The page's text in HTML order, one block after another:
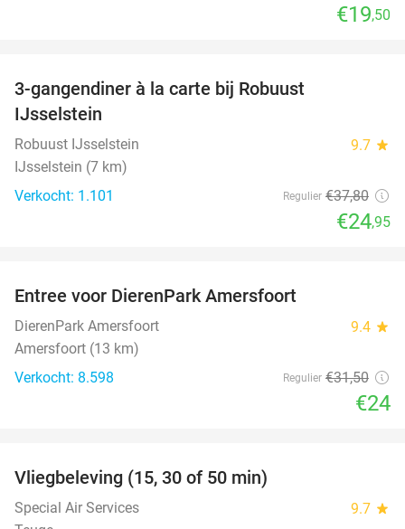
€19,50
3-gangendiner à la carte bij Robuust
IJsselstein
Robuust IJsselstein 9.7 star
IJsselstein (7 km)
Verkocht: 1.101
Regulier €37,80
€24,95
Entree voor DierenPark Amersfoort
DierenPark Amersfoort 9.4 star
Amersfoort (13 km)
Verkocht: 8.598
Regulier €31,50
€24
Vliegbeleving (15, 30 of 50 min)
Special Air Services 9.7 star